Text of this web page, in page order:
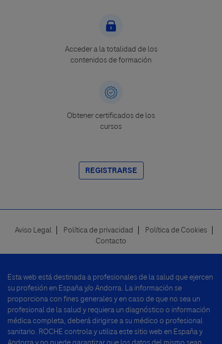
Acceder a la totalidad de los
contenidos de formación
Obtener certificados de los
cursos
REGISTRARSE
Aviso Legal Política de privacidad
Política de Cookies
Contacto
Esta web está destinada a profesionales de la salud que ejercen
su profesión en España y/o Andorra. La información se
proporciona con fines generales y en caso de que no sea un
profesional de la salud y requiera un diagnóstico o información
médica completa, deberá dirigirse a su médico o profesional
sanitario. ROCHE controla y utiliza este sitio web en España y